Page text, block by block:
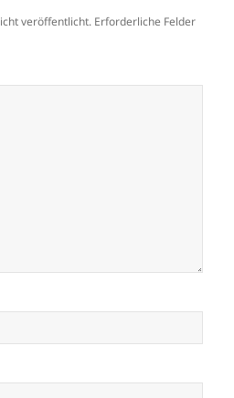
veröffentlicht. Erforderliche Felder